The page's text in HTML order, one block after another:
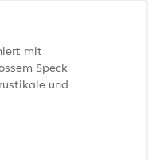
mit
Speck
und